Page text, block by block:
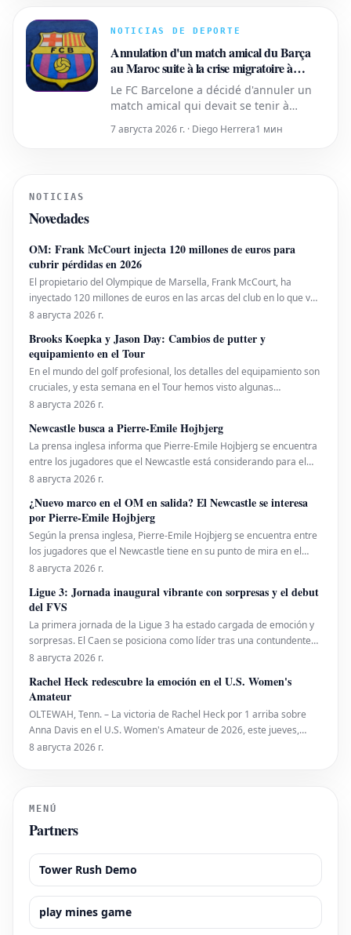
cuando el actual presidente de la FIFA
organismo europeo. Este
NOTICIAS DE DEPORTE
Annulation d'un match amical du Barça
au Maroc suite à la crise migratoire à
Ceuta
Le FC Barcelone a décidé d'annuler un
match amical qui devait se tenir à
Tanger, au Maroc, le 15 août. Le club n'a
pas révélé l'identité de son adversaire
7 августа 2026 г. · Diego Herrera1 мин
NOTICIAS
Novedades
OM: Frank McCourt injecta 120 millones de euros para
cubrir pérdidas en 2026
El propietario del Olympique de Marsella, Frank McCourt, ha
inyectado 120 millones de euros en las arcas del club en lo que va
de año para subsanar las pérdidas. La temporada 2025-2026 fue
Ligue 1, lo que llevó a la DCNG a imponer
8 августа 2026 г.
Brooks Koepka y Jason Day: Cambios de putter y
equipamiento en el Tour
En el mundo del golf profesional, los detalles del equipamiento son
cruciales, y esta semana en el Tour hemos visto algunas
novedades interesantes. Brooks Koepka, conocido por su afinidad
sensación del inserto Terylliu
8 августа 2026 г.
Newcastle busca a Pierre-Emile Hojbjerg
La prensa inglesa informa que Pierre-Emile Hojbjerg se encuentra
entre los jugadores que el Newcastle está considerando para el
centro del campo, con el objetivo de reemplazar a Bruno
experiencia en la Premier League, habiendo jugado
8 августа 2026 г.
¿Nuevo marco en el OM en salida? El Newcastle se interesa
por Pierre-Emile Hojbjerg
Según la prensa inglesa, Pierre-Emile Hojbjerg se encuentra entre
los jugadores que el Newcastle tiene en su punto de mira en el
centro del campo para sustituir a Bruno Guimaraes y Sandro
para el Southampton (2016-2020) y el Tottenham
8 августа 2026 г.
Ligue 3: Jornada inaugural vibrante con sorpresas y el debut
del FVS
La primera jornada de la Ligue 3 ha estado cargada de emoción y
sorpresas. El Caen se posiciona como líder tras una contundente
victoria, mientras que varios partidos mantuvieron la expectación
su debut, generando debates y
8 августа 2026 г.
Rachel Heck redescubre la emoción en el U.S. Women's
Amateur
OLTEWAH, Tenn. – La victoria de Rachel Heck por 1 arriba sobre
Anna Davis en el U.S. Women's Amateur de 2026, este jueves,
significó más que solo avanzar a la siguiente ronda. Esta semana
8 августа 2026 г.
MENÚ
Partners
Tower Rush Demo
play mines game